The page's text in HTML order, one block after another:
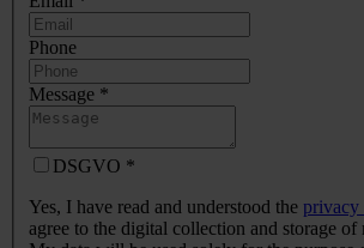
Phone
Message *
DSGVO *
Yes, I have read and understood the privacy
agree to the digital collection and storage of